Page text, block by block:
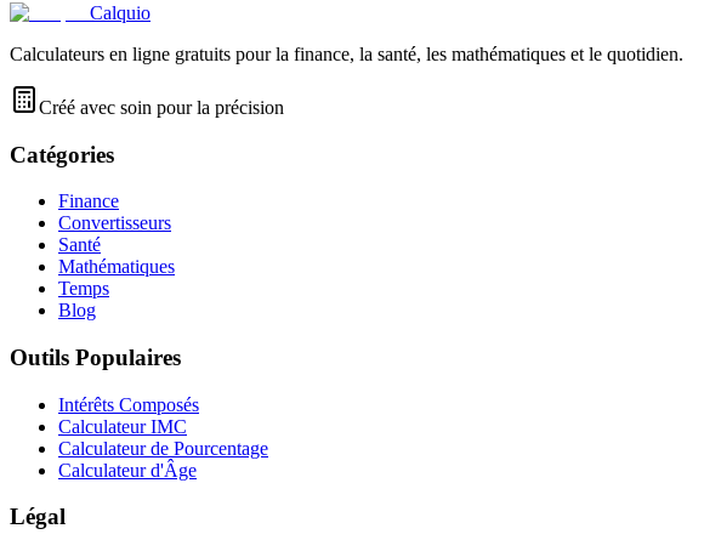
Calquio
Calculateurs en ligne gratuits pour la finance, la santé, les mathématiques et le quotidien.
Créé avec soin pour la précision
Catégories
Finance
Convertisseurs
Santé
Mathématiques
Temps
Blog
Outils Populaires
Intérêts Composés
Calculateur IMC
Calculateur de Pourcentage
Calculateur d'Âge
Légal